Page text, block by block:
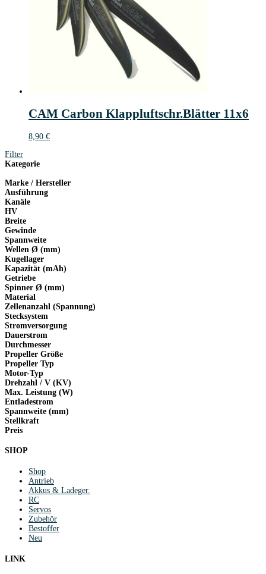
CAM Carbon Klappluftschr.Blätter 11x6
8,90 €
Filter
Kategorie
Marke / Hersteller
Ausführung
Kanäle
HV
Breite
Gewinde
Spannweite
Wellen Ø (mm)
Kugellager
Kapazität (mAh)
Getriebe
Spinner Ø (mm)
Material
Zellenanzahl (Spannung)
Stecksystem
Stromversorgung
Dauerstrom
Durchmesser
Propeller Größe
Propeller Typ
Motor-Typ
Drehzahl / V (KV)
Max. Leistung (W)
Entladestrom
Spannweite (mm)
Stellkraft
Preis
SHOP
Shop
Antrieb
Akkus & Ladeger.
RC
Servos
Zubehör
Bestoffer
Neu
LINK